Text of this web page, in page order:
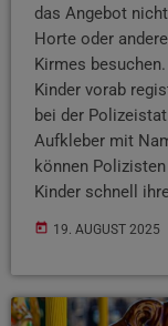
das Angebot
Horte oder
Kirmes
Kinder vorab
bei der
Aufkleber mit
können
Kinder schnell
today 19. AUGUST 2025